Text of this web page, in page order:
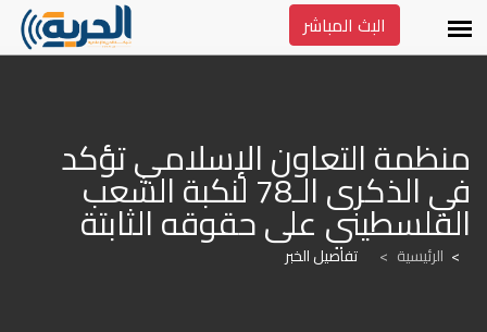
البث المباشر
في الذكرى الـ78 لنكبة الشعب
الفلسطيني على حقوقه الثابتة
الرئيسية > تفاصيل الخبر